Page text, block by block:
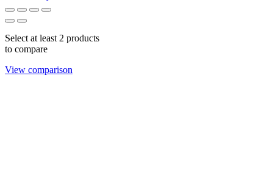
Select at least 2 products
to compare
View comparison